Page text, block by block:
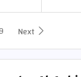
Next